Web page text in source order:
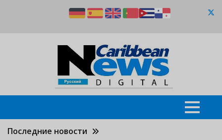
Последние новости